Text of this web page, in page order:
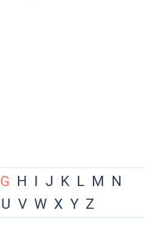
G H I J K L M N
U V W X Y Z